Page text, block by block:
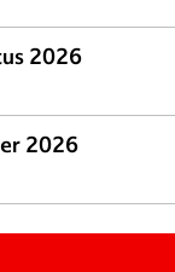
2026
2026